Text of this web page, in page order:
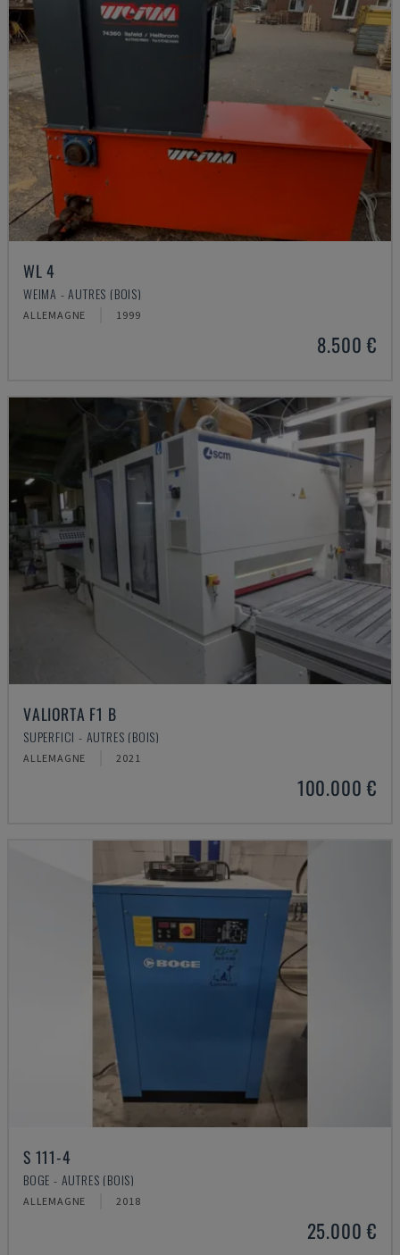
WL 4
WEIMA - AUTRES (BOIS)
ALLEMAGNE 1999
8.500 €
VALIORTA F1 B
SUPERFICI - AUTRES (BOIS)
ALLEMAGNE 2021
100.000 €
S 111-4
BOGE - AUTRES (BOIS)
ALLEMAGNE 2018
25.000 €